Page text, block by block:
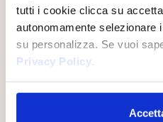
tutti i cookie clicca su
autonomamente selezionare
su personalizza. Se vuoi
Privacy Policy.